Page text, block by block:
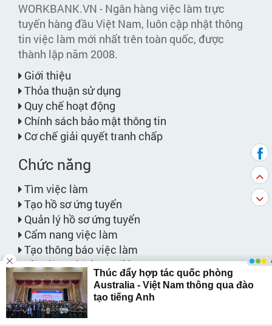
WORKBANK.VN - Ngân hàng việc làm trực
tuyến hàng đầu Việt Nam, luôn cập nhật thông
tin việc làm mới nhất trên toàn quốc, được
thành lập năm 2008.
Giới thiệu
Thỏa thuận sử dụng
Quy chế hoạt động
Chính sách bảo mật thông tin
Cơ chế giải quyết tranh chấp
Chức năng
Tìm việc làm
Tạo hồ sơ ứng tuyển
Quản lý hồ sơ ứng tuyển
Cẩm nang việc làm
Tạo thông báo việc làm
Việc làm phù hợp với bạn
Bảng giá dịch vụ
Website liên kết